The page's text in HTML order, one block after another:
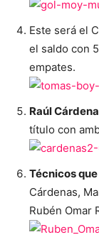
Este será el
el saldo con
empates.
Raúl
título con
Técnicos
Cárdenas,
Rubén Omar